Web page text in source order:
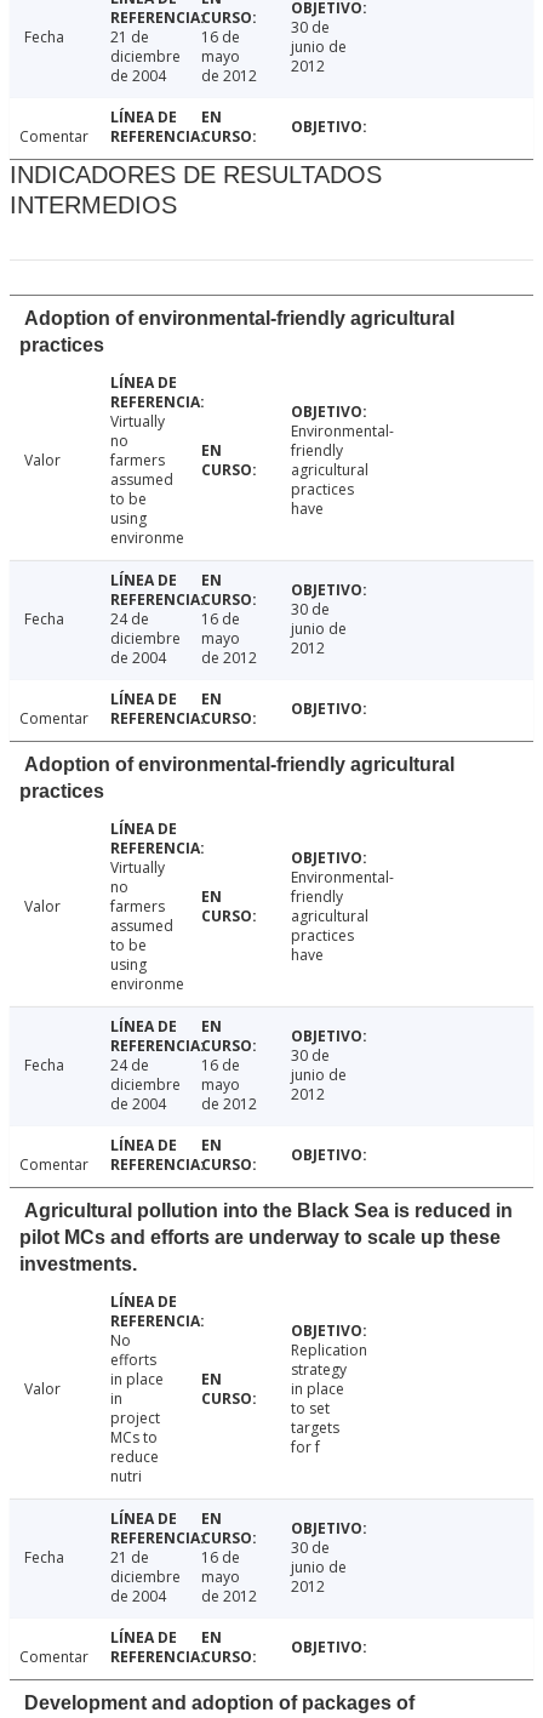
Fecha
21 de
diciembre
de 2004
16 de
mayo
de 2012
30 de
junio de
2012
Comentar
INDICADORES DE RESULTADOS
INTERMEDIOS
Adoption of environmental-friendly agricultural
practices
Valor
Virtually
no
farmers
assumed
to be
using
environme
Environmental-
friendly
agricultural
practices
have
Fecha
24 de
diciembre
de 2004
16 de
mayo
de 2012
30 de
junio de
2012
Comentar
Adoption of environmental-friendly agricultural
practices
Valor
Virtually
no
farmers
assumed
to be
using
environme
Environmental-
friendly
agricultural
practices
have
Fecha
24 de
diciembre
de 2004
16 de
mayo
de 2012
30 de
junio de
2012
Comentar
Agricultural pollution into the Black Sea is reduced in
pilot MCs and efforts are underway to scale up these
investments.
Valor
No
efforts
in place
in
project
MCs to
reduce
nutri
Replication
strategy
in place
to set
targets
for f
Fecha
21 de
diciembre
de 2004
16 de
mayo
de 2012
30 de
junio de
2012
Comentar
Development and adoption of packages of